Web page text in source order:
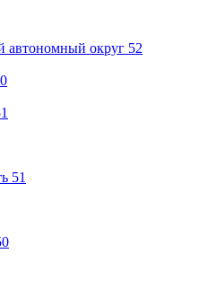
автономный округ 52
51